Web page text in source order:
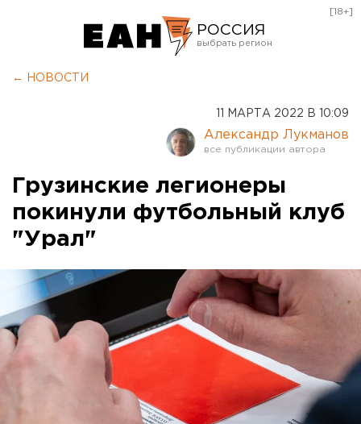
РОССИЯ
Оренбург
[18+]
← НОВОСТИ
11 МАРТА 2022 В 10:09
Александр Лукманов
Грузинские легионеры
покинули футбольный клуб
"Урал"